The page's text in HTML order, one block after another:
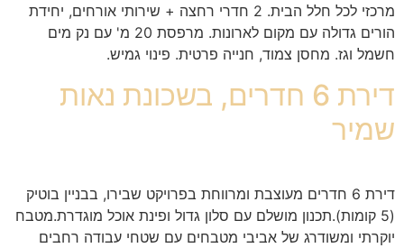
מרכזי לכל חלל הבית. 2 חדרי רחצה + שירותי אורחים, יחידת
הורים גדולה עם מקום לארונות. מרפסת 20 מ' עם נק מים
חשמל וגז. מחסן צמוד, חנייה פרטית. פינוי גמיש.
דירת 6 חדרים, בשכונת נאות
שמיר
דירת 6 חדרים מעוצבת ומרווחת בפרויקט שבירו, בבניין בוטיק
(5 קומות).תכנון מושלם עם סלון גדול ופינת אוכל מוגדרת.מטבח
יוקרתי ומשודרג של אביבי מטבחים עם שטחי עבודה רחבים